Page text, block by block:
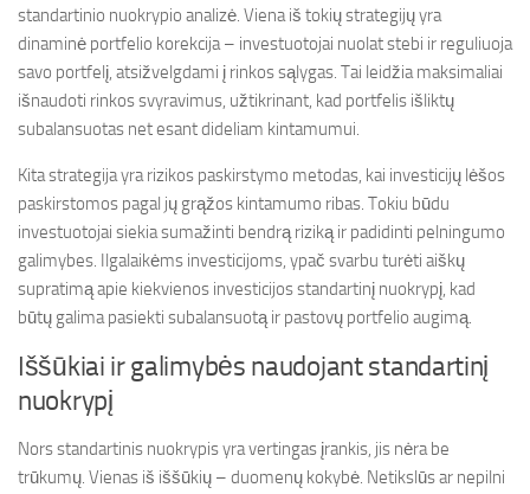
standartinio nuokrypio analizė. Viena iš tokių strategijų yra
dinaminė portfelio korekcija – investuotojai nuolat stebi ir reguliuoja
savo portfelį, atsižvelgdami į rinkos sąlygas. Tai leidžia maksimaliai
išnaudoti rinkos svyravimus, užtikrinant, kad portfelis išliktų
subalansuotas net esant dideliam kintamumui.
Kita strategija yra rizikos paskirstymo metodas, kai investicijų lėšos
paskirstomos pagal jų grąžos kintamumo ribas. Tokiu būdu
investuotojai siekia sumažinti bendrą riziką ir padidinti pelningumo
galimybes. Ilgalaikėms investicijoms, ypač svarbu turėti aiškų
supratimą apie kiekvienos investicijos standartinį nuokrypį, kad
būtų galima pasiekti subalansuotą ir pastovų portfelio augimą.
Iššūkiai ir galimybės naudojant standartinį
nuokrypį
Nors standartinis nuokrypis yra vertingas įrankis, jis nėra be
trūkumų. Vienas iš iššūkių – duomenų kokybė. Netikslūs ar nepilni